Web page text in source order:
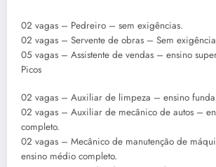
02 vagas – Pedreiro – sem exigências.
02 vagas – Servente de obras – Sem
05 vagas – Assistente de vendas – ensino
Picos
02 vagas – Auxiliar de limpeza – ensino
02 vagas – Auxiliar de mecânico de autos –
completo.
02 vagas – Mecânico de manutenção de
ensino médio completo.